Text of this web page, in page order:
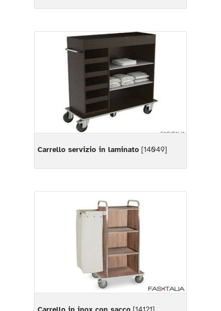
Carrello servizio in laminato [14049]